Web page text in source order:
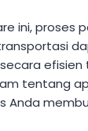
ini, proses
efisien
tentang
Anda